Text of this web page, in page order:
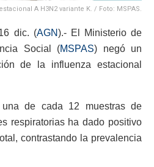
A H3N2 variante K. / Foto: MSPAS.
dic. (AGN).- El Ministerio de
Social (MSPAS) negó un
de la influenza estacional
de cada 12 muestras de
respiratorias ha dado positivo
contrastando la prevalencia